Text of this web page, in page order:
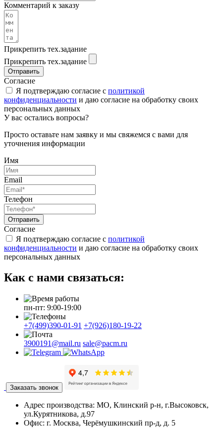
Комментарий к заказу
Прикрепить тех.задание
Прикрепить тех.задание
Отправить
Согласие
Я подтверждаю согласие с политикой
конфиденциальности и даю согласие на обработку своих
персональных данных
У вас остались вопросы?
Просто оставьте нам заявку и мы свяжемся с вами для
уточнения информации
Имя
Email
Телефон
Отправить
Согласие
Я подтверждаю согласие с политикой
конфиденциальности и даю согласие на обработку своих
персональных данных
Как с нами связаться:
пн-пт: 9:00-19:00
+7(499)390-01-91 +7(926)180-19-22
3900191@mail.ru sale@pacm.ru
Заказать звонок
Адрес производства: МО, Клинский р-н, г.Высоковск,
ул.Курятникова, д.97
Офис: г. Москва, Черёмушкинский пр-д, д. 5